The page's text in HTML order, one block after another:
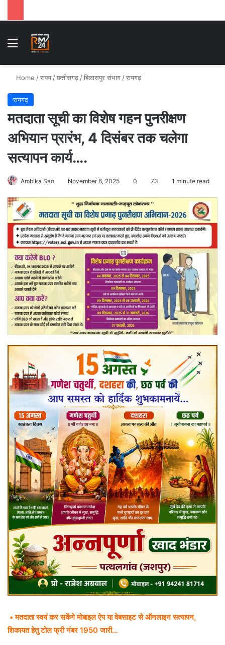
Menu
Home /राज्य /छत्तीसगढ़ /बिलासपुर संभाग /रायगढ़
रायगढ़
मतदाता सूची का विशेष गहन पुनरीक्षण
अभियान प्रारंभ, 4 दिसंबर तक चलेगा
सत्यापन कार्य….
Ambika Sao November 6, 2025 0 73 1 minute read
• मतदाता स्वयं कर सकेंगे मोबाइल ऐप या वेबसाइट से ऑनलाइन सत्यापन,
शिकायत हेतु टोल फ्री नंबर 1950 जारी…